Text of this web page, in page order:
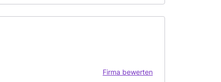
Firma bewerten